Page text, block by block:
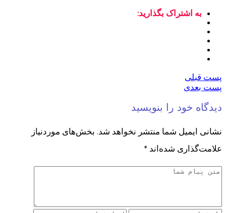
به اشتراک بگذارید:
پست قبلی
پست بعدی
دیدگاه خود را بنویسید
نشانی ایمیل شما منتشر نخواهد شد. بخش‌های موردنیاز
علامت‌گذاری شده‌اند *